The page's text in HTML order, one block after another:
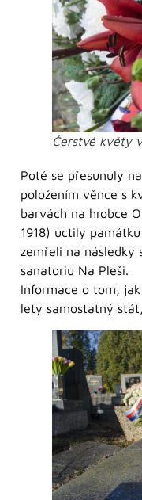
Čerstvé květy
Poté se přesunuly
položením věnce s
barvách na hrobce
1918) uctily
zemřeli na následky
sanatoriu Na Pleši.
Informace o tom,
lety samostatný